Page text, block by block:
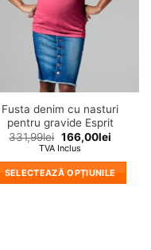
Fusta denim cu nasturi
pentru gravide Esprit
331,99lei 166,00lei
TVA Inclus
SELECTEAZĂ OPȚIUNILE